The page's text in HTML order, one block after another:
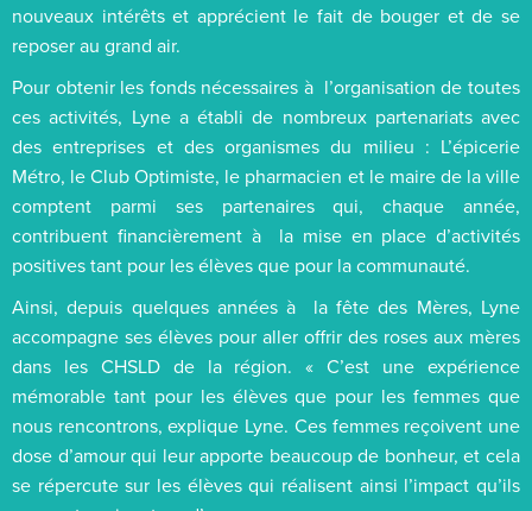
nouveaux intérêts et apprécient le fait de bouger et de se
reposer au grand air.
Pour obtenir les fonds nécessaires à l’organisation de toutes
ces activités, Lyne a établi de nombreux partenariats avec
des entreprises et des organismes du milieu : L’épicerie
Métro, le Club Optimiste, le pharmacien et le maire de la ville
comptent parmi ses partenaires qui, chaque année,
contribuent financièrement à la mise en place d’activités
positives tant pour les élèves que pour la communauté.
Ainsi, depuis quelques années à la fête des Mères, Lyne
accompagne ses élèves pour aller offrir des roses aux mères
dans les CHSLD de la région. « C’est une expérience
mémorable tant pour les élèves que pour les femmes que
nous rencontrons, explique Lyne. Ces femmes reçoivent une
dose d’amour qui leur apporte beaucoup de bonheur, et cela
se répercute sur les élèves qui réalisent ainsi l’impact qu’ils